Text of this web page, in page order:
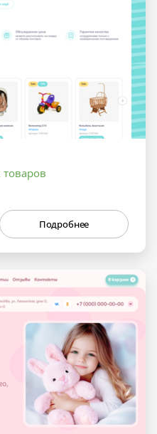
товаров
Подробнее